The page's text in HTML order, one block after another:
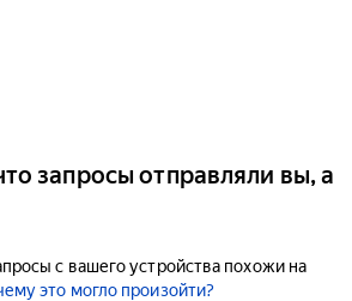
запросы отправляли вы, а
с вашего устройства похожи на
это могло произойти?